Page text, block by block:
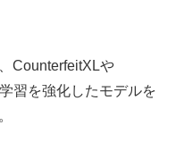
CounterfeitXLや
習を強化したモデルを